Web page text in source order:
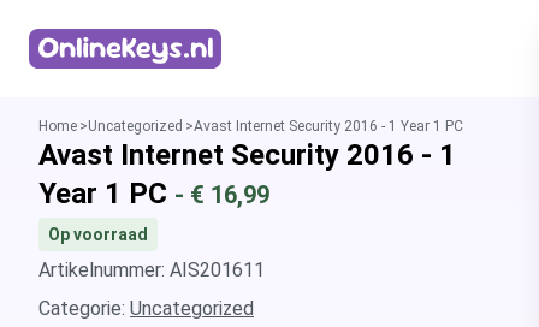
Home Uncategorized Avast Internet Security 2016 - 1 Year 1 PC
Avast Internet Security 2016 - 1
Year 1 PC - € 16,99
Op voorraad
Artikelnummer: AIS201611
Categorie: Uncategorized